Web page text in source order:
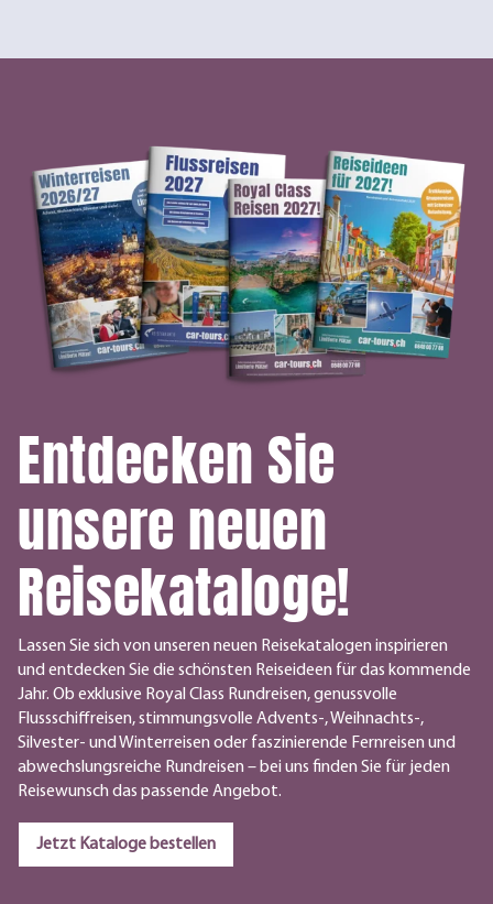
Entdecken Sie
unsere neuen
Reisekataloge!
Lassen Sie sich von unseren neuen Reisekatalogen inspirieren
und entdecken Sie die schönsten Reiseideen für das kommende
Jahr. Ob exklusive Royal Class Rundreisen, genussvolle
Flussschiffreisen, stimmungsvolle Advents-, Weihnachts-,
Silvester- und Winterreisen oder faszinierende Fernreisen und
abwechslungsreiche Rundreisen – bei uns finden Sie für jeden
Reisewunsch das passende Angebot.
Jetzt Kataloge bestellen